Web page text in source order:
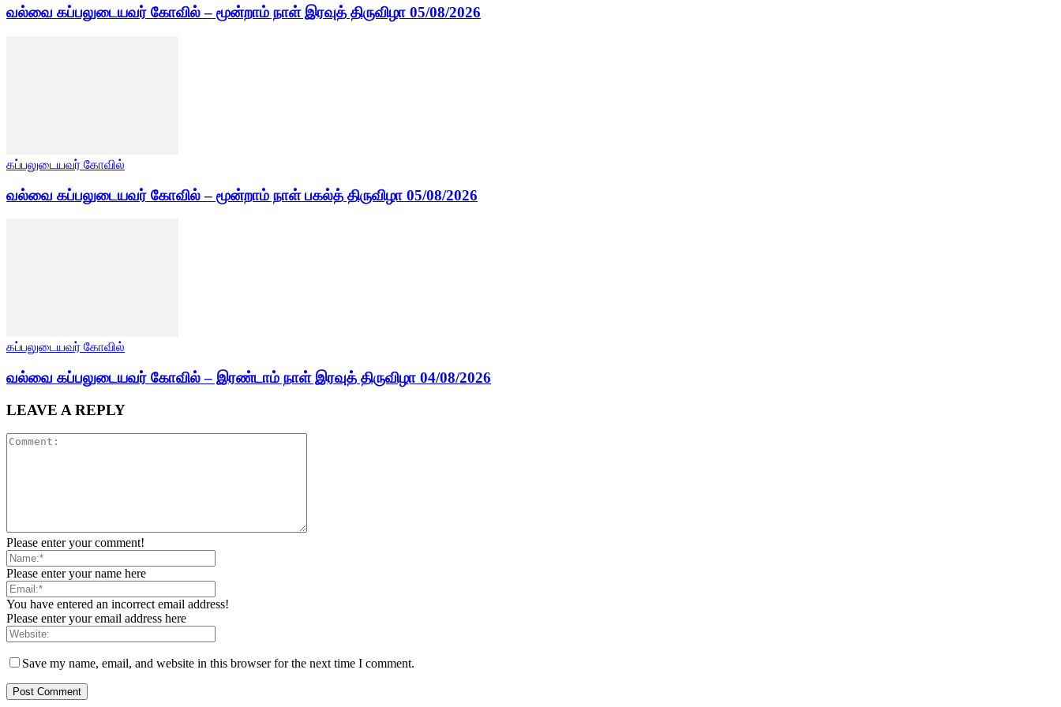
வல்வை கப்பலுடையவர் கோவில் – மூன்றாம் நாள் இரவுத் திருவிழா 05/08/2026
கப்பலுடையவர் கோவில்
வல்வை கப்பலுடையவர் கோவில் – மூன்றாம் நாள் பகல்த் திருவிழா 05/08/2026
கப்பலுடையவர் கோவில்
வல்வை கப்பலுடையவர் கோவில் – இரண்டாம் நாள் இரவுத் திருவிழா 04/08/2026
LEAVE A REPLY
Please enter your comment!
Please enter your name here
You have entered an incorrect email address!
Please enter your email address here
Save my name, email, and website in this browser for the next time I comment.